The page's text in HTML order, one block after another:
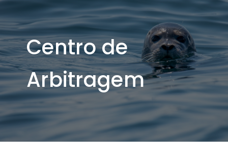
Centro de
Arbitragem